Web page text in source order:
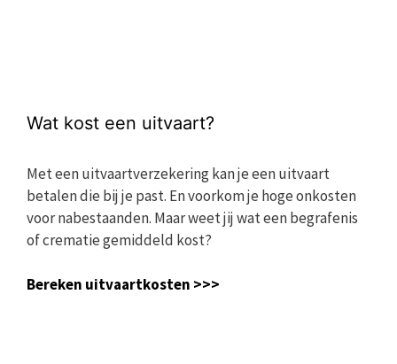
Wat kost een uitvaart?
Met een uitvaartverzekering kan je een uitvaart
betalen die bij je past. En voorkom je hoge onkosten
voor nabestaanden. Maar weet jij wat een begrafenis
of crematie gemiddeld kost?
Bereken uitvaartkosten >>>